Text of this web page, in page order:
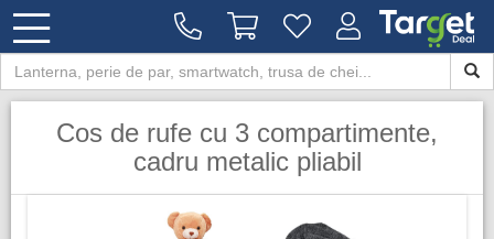
Cos de rufe cu 3 compartimente,
cadru metalic pliabil